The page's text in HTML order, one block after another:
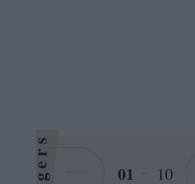
01 10